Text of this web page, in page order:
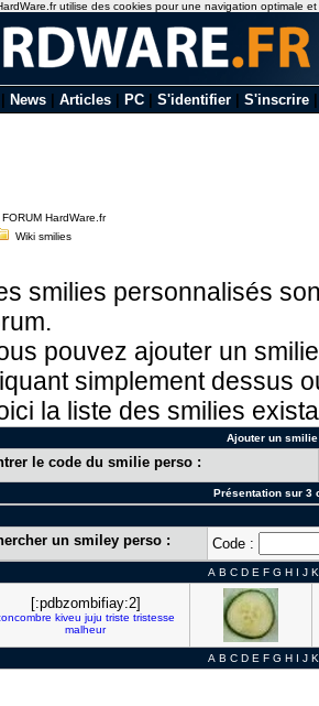
News Articles PC S'identifier S'inscrire
FORUM HardWare.fr
Wiki smilies
smilies personnalisés
pouvez ajouter un
simplement dessus
la liste des smilies
Ajouter un
le code du smilie perso :
Présentation sur 3
un smiley perso : Code :
A B C D E F G H I J K
[:pdbzombifiay:2]
kiveu juju triste tristesse
malheur
A B C D E F G H I J K
utilise des cookies pour une navigation optimale